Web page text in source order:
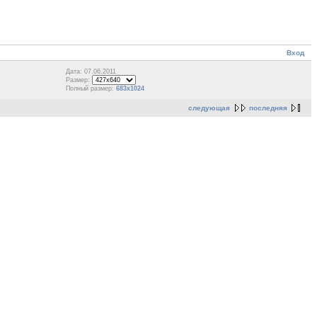
Вход
Дата: 07.06.2011
Размер:
Полный размер: 683x1024
следующая последняя